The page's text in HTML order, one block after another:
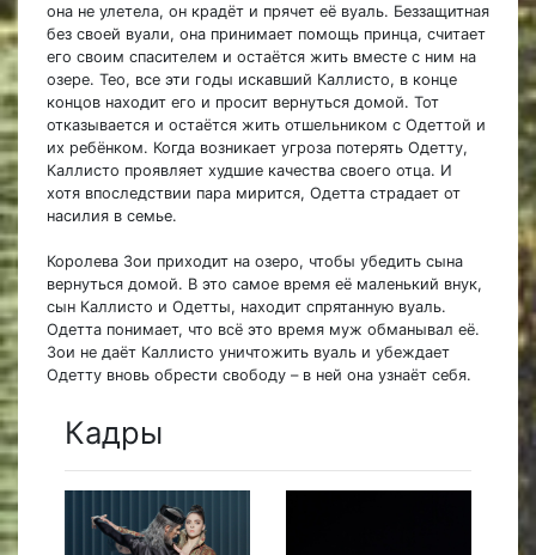
она не улетела, он крадёт и прячет её вуаль. Беззащитная
без своей вуали, она принимает помощь принца, считает
его своим спасителем и остаётся жить вместе с ним на
озере. Тео, все эти годы искавший Каллисто, в конце
концов находит его и просит вернуться домой. Тот
отказывается и остаётся жить отшельником с Одеттой и
их ребёнком. Когда возникает угроза потерять Одетту,
Каллисто проявляет худшие качества своего отца. И
хотя впоследствии пара мирится, Одетта страдает от
насилия в семье.
Королева Зои приходит на озеро, чтобы убедить сына
вернуться домой. В это самое время её маленький внук,
сын Каллисто и Одетты, находит спрятанную вуаль.
Одетта понимает, что всё это время муж обманывал её.
Зои не даёт Каллисто уничтожить вуаль и убеждает
Одетту вновь обрести свободу – в ней она узнаёт себя.
Кадры